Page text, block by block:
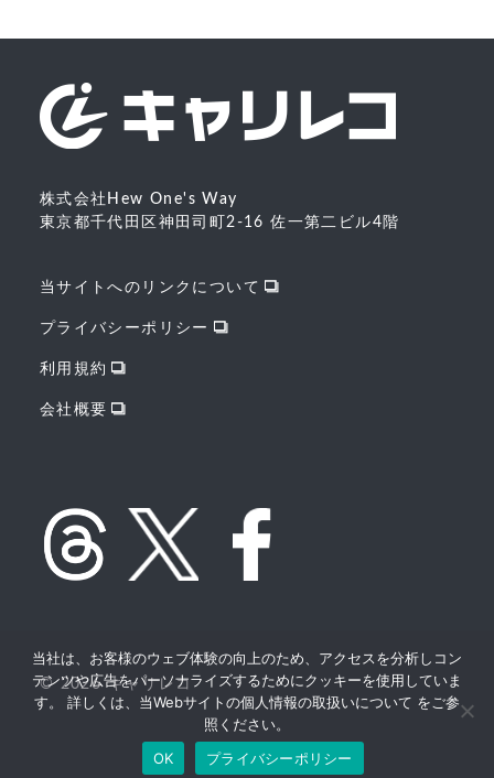
株式会社Hew One's Way
東京都千代田区神田司町2-16 佐一第二ビル4階
当サイトへのリンクについて
プライバシーポリシー
利用規約
会社概要
© 2026 キャリレコ
当社は、お客様のウェブ体験の向上のため、アクセスを分析しコン
テンツや広告をパーソナライズするためにクッキーを使用していま
す。 詳しくは、当Webサイトの個人情報の取扱いについて をご参
照ください。
OK
プライバシーポリシー